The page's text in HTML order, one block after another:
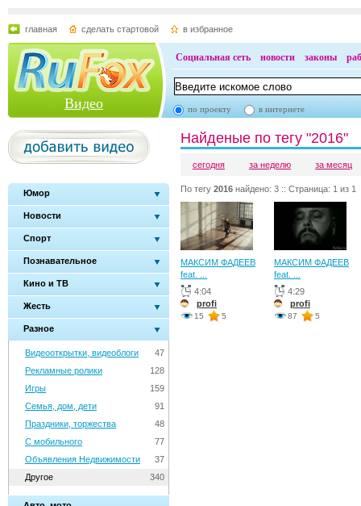
главная сделать стартовой в избранное
Видео
Социальная сеть новости законы
по проекту в интернете
Юмор
Новости
Спорт
Познавательное
Кино и ТВ
Жесть
Разное
47
Видеооткрытки, видеоблоги
128
Рекламные ролики
159
Игры
91
Семья, дом, дети
48
Праздники, торжества
77
С мобильного
37
Объявления Недвижимости
340
Другое
Найденые по тегу "2016"
сегодня за неделю за месяц
По тегу 2016 найдено: 3 :: Страница: 1 из 1
МАКСИМ ФАДЕЕВ
feat. ...
4:04
profi
15 5
МАКСИМ ФАДЕЕВ
feat. ...
4:29
profi
87 5